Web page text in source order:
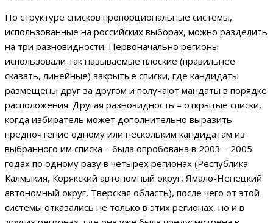
По структуре списков пропорциональные системы,
использованные на российских выборах, можно разделить
на три разновидности. Первоначально регионы
использовали так называемые плоские (правильнее
сказать, линейные) закрытые списки, где кандидаты
размещены друг за другом и получают мандаты в порядке
расположения. Другая разновидность – открытые списки,
когда избиратель может дополнительно выразить
предпочтение одному или нескольким кандидатам из
выбранного им списка – была опробована в 2003 – 2005
годах по одному разу в четырех регионах (Республика
Калмыкия, Корякский автономный округ, Ямало-Ненецкий
автономный округ, Тверская область), после чего от этой
системы отказались не только в этих регионах, но и в